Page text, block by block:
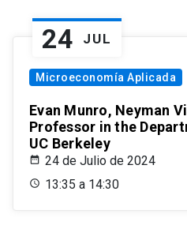
24 JUL
Microeconomía Aplicada
Evan Munro, Neyman
Professor in the
UC Berkeley
24 de Julio de 2024
13:35 a 14:30